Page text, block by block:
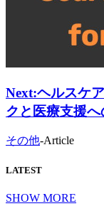
Next:ヘルスケ
クと医療支援
その他-Article
LATEST
SHOW MORE